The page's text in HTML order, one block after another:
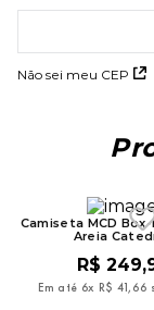
Não sei meu CEP
Camiseta MCD
Areia
R$ 249,
Em até 6x R$ 41, 66